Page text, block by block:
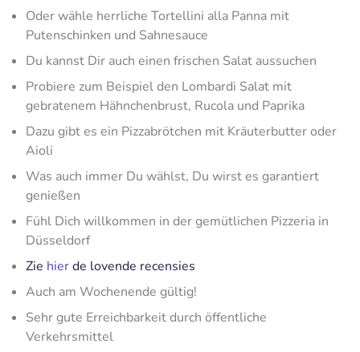
Oder wähle herrliche Tortellini alla Panna​ mit
Putenschinken und Sahnesauce
Du kannst Dir auch einen frischen Salat aussuchen
Probiere zum Beispiel den Lombardi Salat mit
gebratenem Hähnchenbrust, Rucola und Paprika
Dazu gibt es ein Pizzabrötchen mit Kräuterbutter oder
Aioli
Was auch immer Du wählst, Du wirst es garantiert
genießen
Fühl Dich willkommen in der gemütlichen Pizzeria in
Düsseldorf
Zie hierde lovende recensies
Auch am Wochenende gültig!
Sehr gute Erreichbarkeit durch öffentliche
Verkehrsmittel